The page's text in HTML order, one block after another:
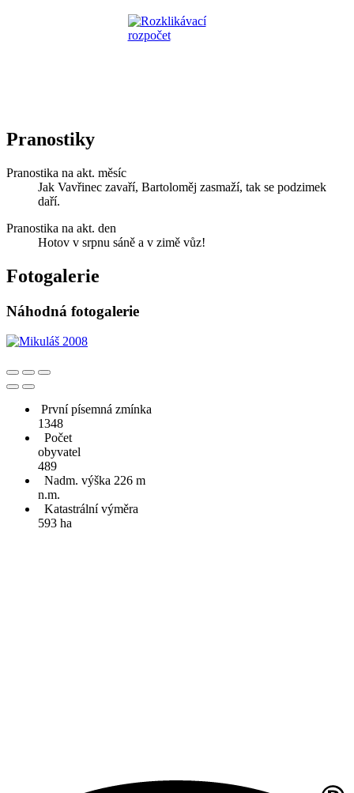
Pranostiky
Pranostika na akt. měsíc
Jak Vavřinec zavaří, Bartoloměj zasmaží, tak se podzimek
daří.
Pranostika na akt. den
Hotov v srpnu sáně a v zimě vůz!
Fotogalerie
Náhodná fotogalerie
První písemná zmínka
1348
Počet
obyvatel
489
Nadm. výška 226 m
n.m.
Katastrální výměra
593 ha